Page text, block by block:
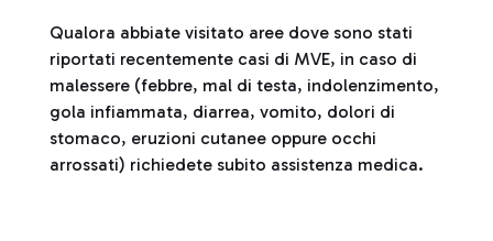
Qualora abbiate visitato aree dove sono stati
riportati recentemente casi di MVE, in caso di
malessere (febbre, mal di testa, indolenzimento,
gola infiammata, diarrea, vomito, dolori di
stomaco, eruzioni cutanee oppure occhi
arrossati) richiedete subito assistenza medica.